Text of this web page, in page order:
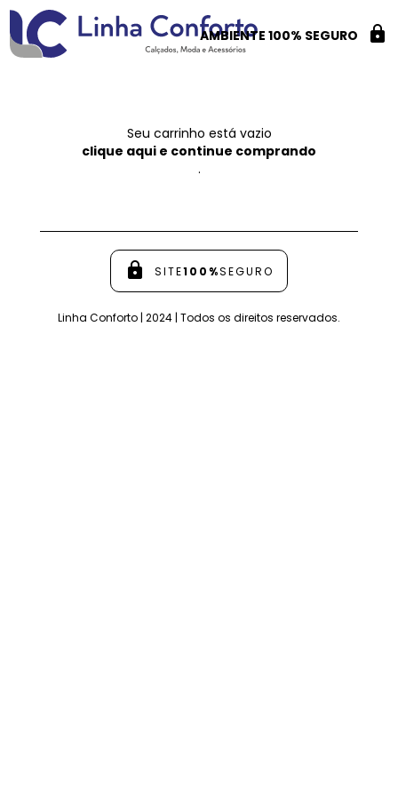
AMBIENTE 100% SEGURO lock
Seu carrinho está vazio
clique aqui e continue comprando
.
lock SITE100%SEGURO
Linha Conforto | 2024 | Todos os direitos reservados.